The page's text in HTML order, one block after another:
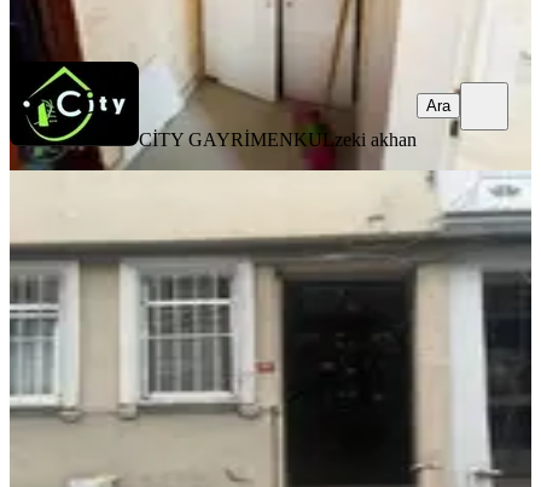
CİTY GAYRİMENKULzeki akhan
Ara
Findikzada Çukurbostan Parkın
Yanin Kiralık 1+1 En Üst Katta
Fatih, Seyyid Ömer Mahallesi
1.5+1 · 80 m²
CİTY GAYRİMENKUL zeki akhan